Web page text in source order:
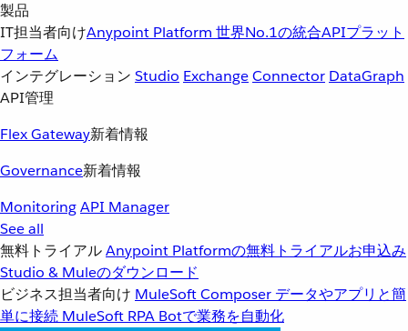
製品
IT担当者向けAnypoint Platform 世界No.1の統合APIプラット
フォーム
インテグレーション Studio ExchangeConnector DataGraph
API管理
Flex Gateway新着情報
Governance新着情報
MonitoringAPI Manager
See all
無料トライアルAnypoint Platformの無料トライアルお申込み
Studio & Muleのダウンロード
ビジネス担当者向け MuleSoft Composer データやアプリと簡
単に接続 MuleSoft RPA Botで業務を自動化